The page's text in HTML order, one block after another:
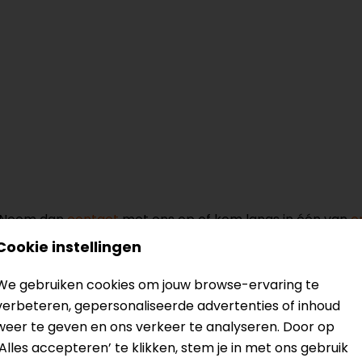
dancontactmet ons op of kom langs in één van
je het product bekijken & passen en staan onze
instellingen
gebruiken cookies om jouw browse-ervaring te
gepersonaliseerde advertenties of inhoud
te geven en ons verkeer te analyseren. Door op
accepteren’ te klikken, stem je in met ons gebruik